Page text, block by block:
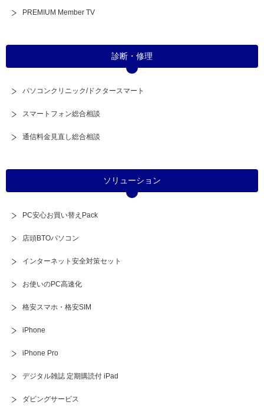
PREMIUM Member TV
診断・修理
パソコンクリニック/ドクタースマート
スマートフォン総合相談
通信料金見直し総合相談
ソリューション
PC安心お買い替えPack
店頭BTOパソコン
インターネット安全対策セット
お使いのPC高速化
格安スマホ・格安SIM
iPhone
iPhone Pro
デジタル雑誌 定期購読付 iPad
ダビングサービス